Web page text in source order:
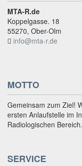
MTA-R.de
Koppelgasse. 18
55270, Ober-Olm
info@mta-r.de
MOTTO
Gemeinsam zum Ziel!
ersten Anlaufstelle im
Radiologischen Bereich.
SERVICE